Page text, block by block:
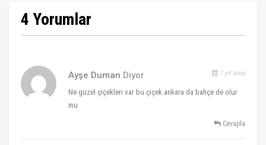
4 Yorumlar
Ayşe Duman Diyor 1 yıl önce
Ne güzel çiçekleri var bu çiçek ankara da bahçe de olur
mu
Cevapla